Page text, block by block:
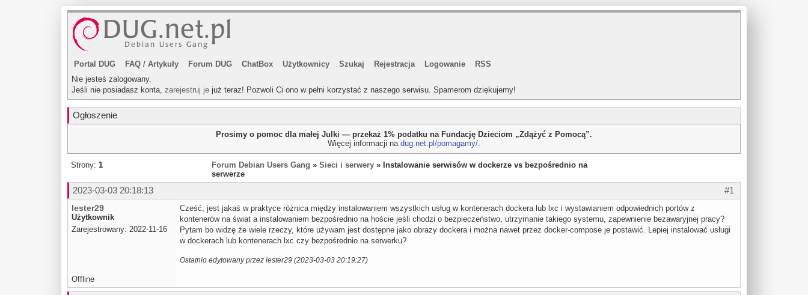
Portal DUG FAQ / Artykuły Forum DUG ChatBox Użytkownicy Szukaj Rejestracja Logowanie
RSS
Nie jesteś zalogowany.
Jeśli nie posiadasz konta, zarejestruj je już teraz! Pozwoli Ci ono w pełni korzystać z naszego serwisu. Spamerom dziękujemy!
Ogłoszenie
Prosimy o pomoc dla małej Julki — przekaż 1% podatku na Fundację Dzieciom „Zdążyć z Pomocą”.
Więcej informacji na dug.net.pl/pomagamy/.
Strony: 1 Forum Debian Users Gang » Sieci i serwery » Instalowanie serwisów w dockerze vs bezpośrednio na
serwerze
#1
2023-03-03 20:18:13
lester29
Użytkownik
Zarejestrowany: 2022-11-16
Cześć, jest jakaś w praktyce różnica między instalowaniem wszystkich usług w kontenerach dockera lub lxc i wystawianiem odpowiednich portów z
kontenerów na świat a instalowaniem bezpośrednio na hoście jeśli chodzi o bezpieczeństwo, utrzymanie takiego systemu, zapewnienie bezawaryjnej pracy?
Pytam bo widzę że wiele rzeczy, które używam jest dostępne jako obrazy dockera i można nawet przez docker-compose je postawić. Lepiej instalować usługi
w dockerach lub kontenerach lxc czy bezpośrednio na serwerku?
Ostatnio edytowany przez lester29 (2023-03-03 20:19:27)
Offline